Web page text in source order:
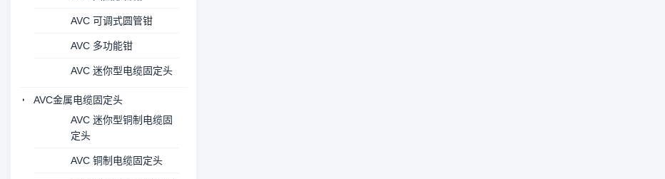
AVC 可调式圆管钳
AVC 多功能钳
AVC 迷你型电缆固定头
AVC金属电缆固定头
AVC 迷你型铜制电缆固
定头
AVC 铜制电缆固定头